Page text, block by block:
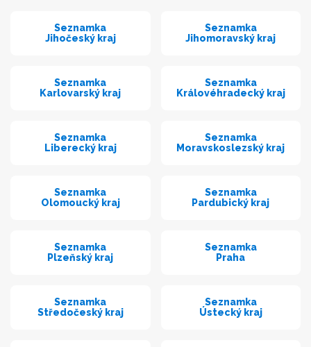
Seznamka
Jihočeský kraj
Seznamka
Jihomoravský kraj
Seznamka
Karlovarský kraj
Seznamka
Královéhradecký kraj
Seznamka
Liberecký kraj
Seznamka
Moravskoslezský kraj
Seznamka
Olomoucký kraj
Seznamka
Pardubický kraj
Seznamka
Plzeňský kraj
Seznamka
Praha
Seznamka
Středočeský kraj
Seznamka
Ústecký kraj